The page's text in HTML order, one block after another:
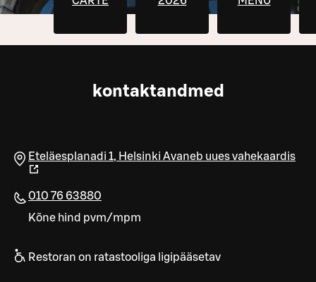
kontaktandmed
Eteläesplanadi 1, Helsinki Avaneb uues vahekaardis
010 76 63880
Kõne hind pvm/mpm
Restoran on ratastooliga ligipääsetav